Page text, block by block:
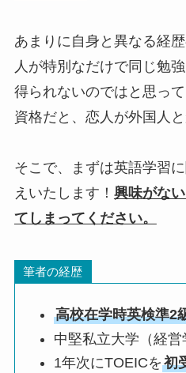
あまりに自身と異なる経
人が特別なだけで同じ勉
得られないのではと思っ
資格だと、恋人が外国人と
そこで、まずは英語学習
えいたします！ 興味がな
てしまってください。
筆者の経歴
高校在学時英検準2
中堅私立大学（経
1年次にTOEICを初